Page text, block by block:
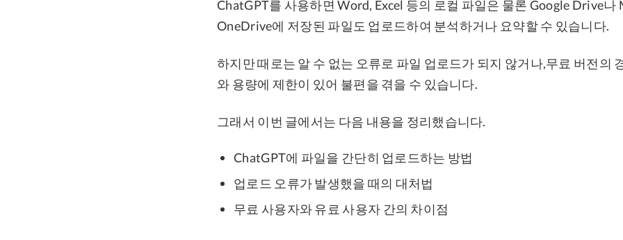
ChatGPT를 사용하면 Word, Excel 등의 로컬 파일은 물론 Google Drive
OneDrive에 저장된 파일도 업로드하여 분석하거나 요약할 수 있습니다.
하지만 때로는 알 수 없는 오류로 파일 업로드가 되지 않거나,무료 버전의
와 용량에 제한이 있어 불편을 겪을 수 있습니다.
그래서 이번 글에서는 다음 내용을 정리했습니다.
ChatGPT에 파일을 간단히 업로드하는 방법
업로드 오류가 발생했을 때의 대처법
무료 사용자와 유료 사용자 간의 차이점